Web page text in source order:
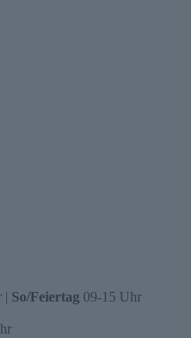
| So/Feiertag 09-15 Uhr